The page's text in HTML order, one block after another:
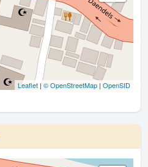
Leaflet | © OpenStreetMap | OpenSID